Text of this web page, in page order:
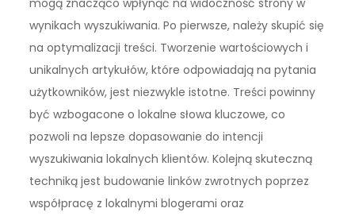
wynikach wyszukiwania. Po pierwsze, należy skupić się
na optymalizacji treści. Tworzenie wartościowych i
unikalnych artykułów, które odpowiadają na pytania
użytkowników, jest niezwykle istotne. Treści powinny
być wzbogacone o lokalne słowa kluczowe, co
pozwoli na lepsze dopasowanie do intencji
wyszukiwania lokalnych klientów. Kolejną skuteczną
techniką jest budowanie linków zwrotnych poprzez
współpracę z lokalnymi blogerami oraz